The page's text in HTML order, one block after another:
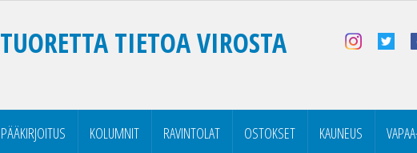
TUORETTA TIETOA VIROSTA
PÄÄKIRJOITUS KOLUMNIT RAVINTOLAT OSTOKSET KAUNEUS